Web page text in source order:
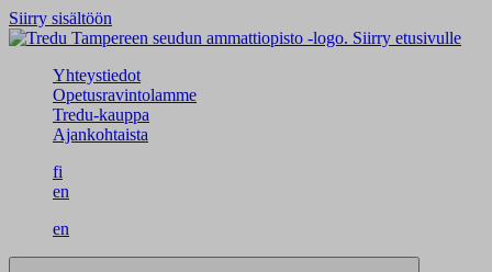
Siirry sisältöön
Siirry etusivulle
Yhteystiedot
Opetusravintolamme
Tredu-kauppa
Ajankohtaista
fi
en
en